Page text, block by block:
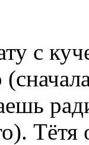
с